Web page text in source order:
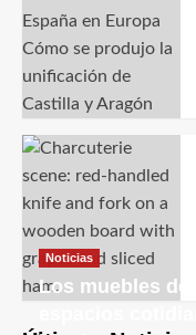
Noticias
Los muebles